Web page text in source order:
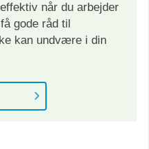
når du arbejder
gode råd til
kan undvære i din